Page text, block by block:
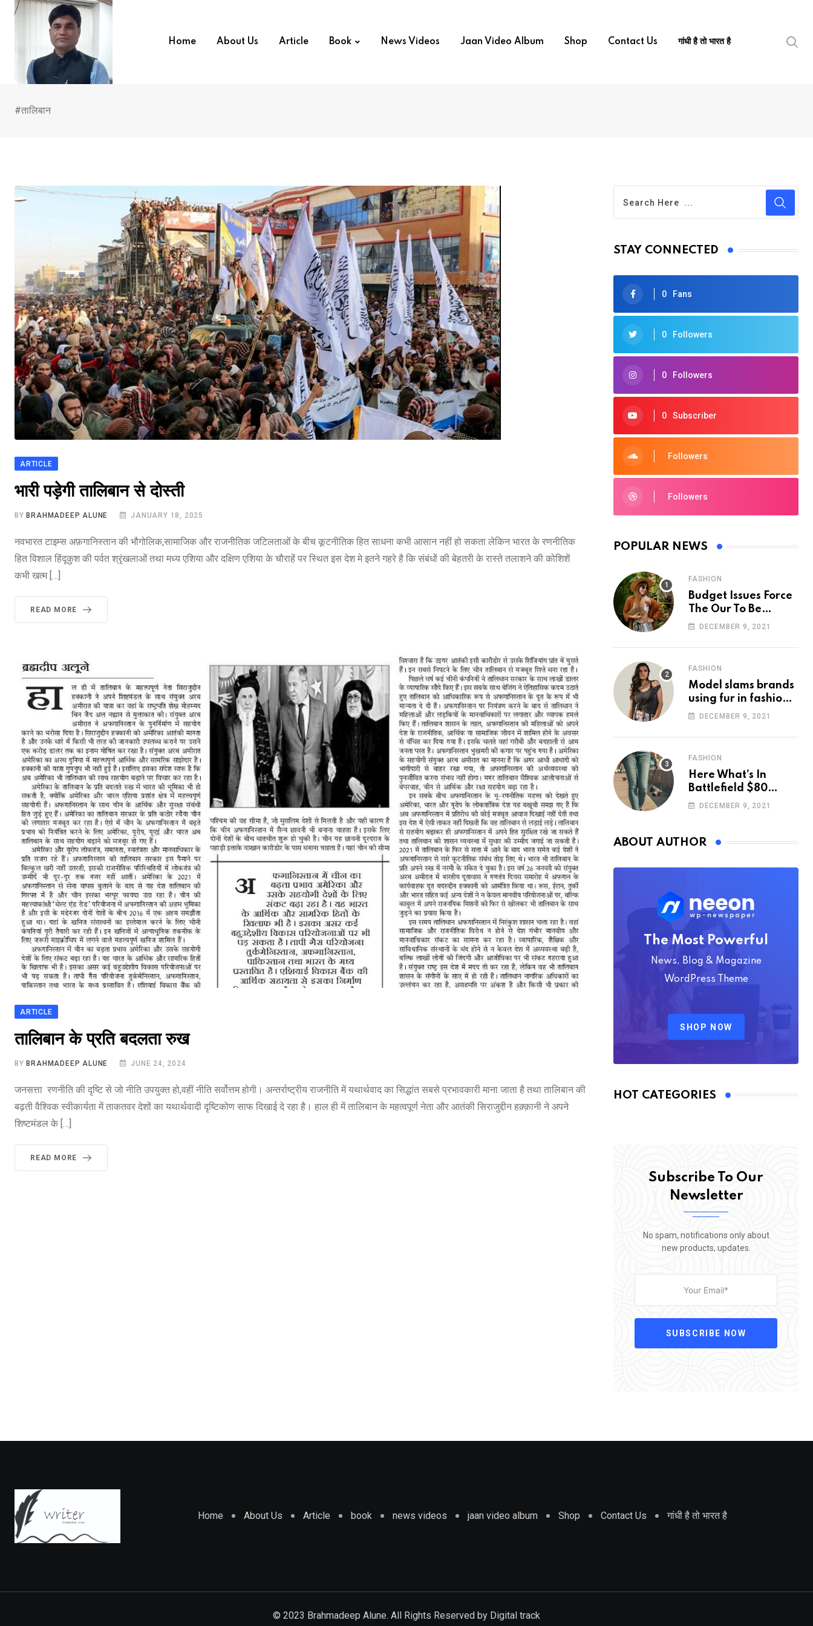
Skip
Home About Us Article Book News Videos Jaan Video Album Shop Contact Us गांधी है तो भारत है
#तालिबान
ARTICLE
भारी पड़ेगी तालिबान से दोस्ती
BY BRAHMADEEP ALUNE JANUARY 18, 2025
नवभारत टाइम्स अफ़गानिस्तान की भौगोलिक,सामाजिक और राजनीतिक जटिलताओं के बीच कूटनीतिक हित साधना कभी आसान नहीं हो सकता लेकिन भारत के रणनीतिक
हित विशाल हिंदूकुश की पर्वत श्रृंखलाओं तथा मध्य एशिया और दक्षिण एशिया के चौराहें पर स्थित इस देश मे इतने गहरे है कि संबंधों की बेहतरी के रास्ते तलाशने की कोशिशें
कभी खत्म […]
READ MORE
ARTICLE
तालिबान के प्रति बदलता रुख
BYBRAHMADEEP ALUNE JUNE 24, 2024
जनसत्ता रणनीति की दृष्टि से जो नीति उपयुक्त हो,वहीं नीति सर्वोत्तम होगी। अन्तर्राष्ट्रीय राजनीति में यथार्थवाद का सिद्धांत सबसे प्रभावकारी माना जाता है तथा तालिबान की
बढ़ती वैश्विक स्वीकार्यता में ताकतवर देशों का यथार्थवादी दृष्टिकोण साफ दिखाई दे रहा है। हाल ही में तालिबान के महत्वपूर्ण नेता और आतंकी सिराजुद्दीन हक़्क़ानी ने अपने
शिष्टमंडल के […]
READ MORE
STAY CONNECTED
0 Fans
0 Followers
0 Followers
0 Subscriber
Followers
Followers
POPULAR NEWS
FASHION
Budget Issues Force
The Our To Be
Cancelled
DECEMBER 9, 2021
FASHION
Model slams brands
using fur in fashion
after walking off
DECEMBER 9, 2021
FASHION
Here What’s In
Battlefield $80
Deluxe Edition
DECEMBER 9, 2021
ABOUT AUTHOR
The Most Powerful
News, Blog & Magazine
WordPress Theme
SHOP NOW
HOT CATEGORIES
Subscribe To Our
Newsletter
No spam, notifications only about
new products, updates.
SUBSCRIBE NOW
Home About Us Article book news videos jaan video album Shop Contact Us गांधी है तो भारत है
© 2023 Brahmadeep Alune. All Rights Reserved by Digital track